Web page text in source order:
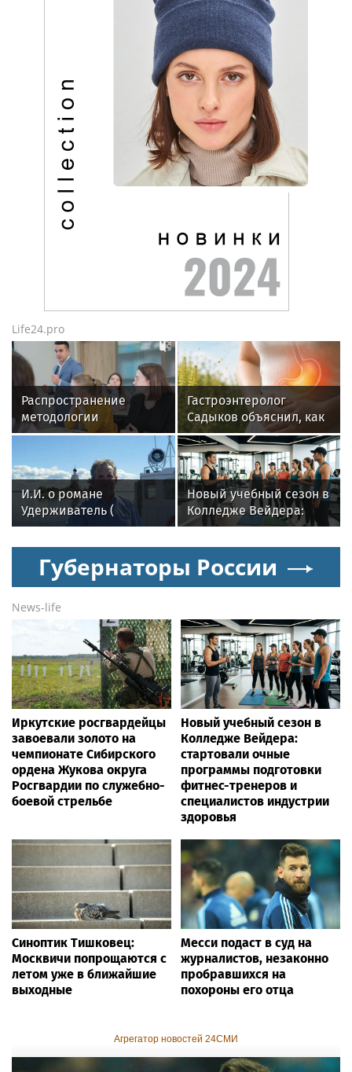
Life24.pro
Распространение
методологии
российской
научной школы: в
МГППУ прошли
международные
вебинары
Гастроэнтеролог
Садыков объяснил, как
амброзия может влиять
на ЖКТ
И.И. о романе
Удерживатель (
Удерживающий сейчас
писателя и поэта
Андрея Малышева (
2016 г. )
Новый учебный сезон в
Колледже Вейдера:
стартовали очные
фитнес-тренеров и
специалистов
Губернаторы России
News-life
Иркутские росгвардейцы
завоевали золото на
чемпионате Сибирского
ордена Жукова округа
Росгвардии по служебно-
боевой стрельбе
Новый учебный сезон в
Колледже Вейдера:
стартовали очные
программы подготовки
фитнес-тренеров и
специалистов индустрии
здоровья
Синоптик Тишковец:
Москвичи попрощаются с
летом уже в ближайшие
выходные
Месси подаст в суд на
журналистов, незаконно
пробравшихся на
похороны его отца
Агрегатор новостей 24СМИ